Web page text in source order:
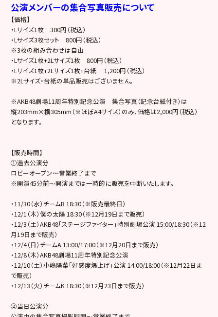
公演メンバーの集合写真販売について
【価格】
・Lサイズ1枚 300円（税込）
・Lサイズ3枚セット 800円（税込）
※3枚の組み合わせは自由
・Lサイズ1枚+2Lサイズ1枚 800円（税込）
・Lサイズ1枚+2Lサイズ1枚+台紙 1,200円（税込）
※2Lサイズ・台紙の単品販売はございません。
※AKB48劇場11周年特別記念公演 集合写真（記念台紙付き）は
縦203mm×横305mm（※ほぼA4サイズ）のみ、価格は2,000円（税込）
となります。
【販売時間】
①過去公演分
ロビーオープン～営業終了まで
※開演45分前～開演までは一時的に販売を中断いたします。
・11/30（水）チームB 18:30（※販売最終日）
・12/1（木）僕の太陽 18:30（※12月19日まで販売）
・12/3（土）AKB48「ステージファイター」特別劇場公演 15:00/18:30（※12
月19日まで販売）
・12/4（日）チームA 13:00/17:00（※12月20日まで販売）
・12/8（木）AKB48劇場11周年特別記念公演
・12/10（土）小嶋陽菜「好感度爆上げ」公演 14:00/18:00（※12月22日ま
で販売）
・12/13（火）チームK 18:30（※12月23日まで販売）
②当日公演分